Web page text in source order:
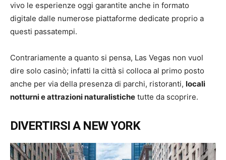
vivo le esperienze oggi garantite anche in formato
digitale dalle numerose piattaforme dedicate proprio a
questi passatempi.
Contrariamente a quanto si pensa, Las Vegas non vuol
dire solo casinò; infatti la città si colloca al primo posto
anche per via della presenza di parchi, ristoranti, locali
notturni e attrazioni naturalistiche tutte da scoprire.
DIVERTIRSI A NEW YORK